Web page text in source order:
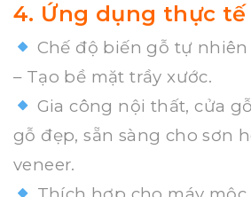
4. Ứng dụng thực tế
Chế độ biến gỗ tự
– Tạo bề mặt trầy xước.
Gia công nội thất, cửa
gỗ đẹp, sẵn sàng cho sơn
veneer.